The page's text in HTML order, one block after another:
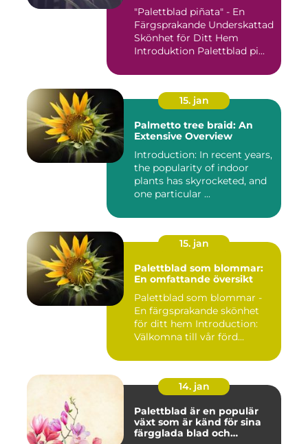
"Palettblad piñata" - En
Färgsprakande Underskattad
Skönhet för Ditt Hem
Introduktion Palettblad pi...
15. jan
Palmetto tree braid: An
Extensive Overview
Introduction: In recent years,
the popularity of indoor
plants has skyrocketed, and
one particular ...
15. jan
Palettblad som blommar:
En omfattande översikt
Palettblad som blommar -
En färgsprakande skönhet
för ditt hem Introduction:
Välkomna till vår förd...
14. jan
Palettblad är en populär
växt som är känd för sina
färgglada blad och